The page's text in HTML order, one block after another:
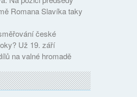
Romana Slavíka taky
české
Už 19. září
na valné hromadě